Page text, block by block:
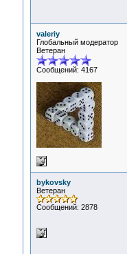
valeriy
Глобальный модератор
Ветеран
Сообщений: 4167
bykovsky
Ветеран
Сообщений: 2878